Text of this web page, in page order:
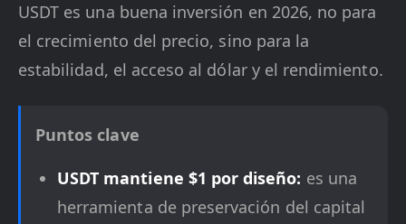
USDT es una buena inversión en 2026, no para
el crecimiento del precio, sino para la
estabilidad, el acceso al dólar y el rendimiento.
Puntos clave
USDT mantiene $1 por diseño: es una
herramienta de preservación del capital